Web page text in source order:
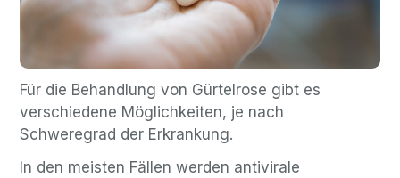
Für die Behandlung von Gürtelrose gibt es
verschiedene Möglichkeiten, je nach
Schweregrad der Erkrankung.
In den meisten Fällen werden antivirale